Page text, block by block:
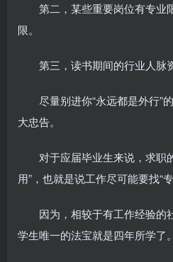
第二，某些重要岗位有专业
限。
第三，读书期间的行业人脉
尽量别进你“永远都是外行”
大忠告。
对于应届毕业生来说，求职
用”，也就是说工作尽可能要找“专
因为，相较于有工作经验的
学生唯一的法宝就是四年所学了。